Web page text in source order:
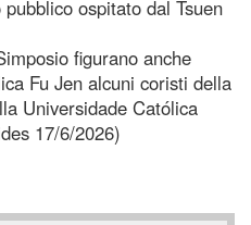
ospitato dal Tsuen
figurano anche
Fu Jen alcuni coristi della
Universidade Católica
17/6/2026)